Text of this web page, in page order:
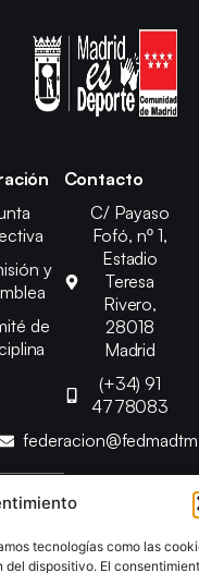
tecnologías como las
dispositivo. El
y
de
Contacto
C/ Payaso
Fofó, nº 1,
Estadio
Teresa
Rivero,
28018
Madrid
(+34) 91
4778083
de Tenis de Mesa |